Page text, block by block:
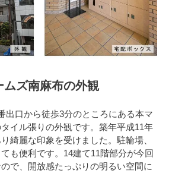
ムズ南麻布の外観
出口から徒歩3分のところにある本マ
イル張りの外観です。築年平成11年
綺麗な印象を受けました。駐輪場、
も便利です。14建て11階部分が今回
で、開放感たっぷりの明るい空間に